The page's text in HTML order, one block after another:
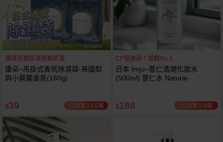
環境芬香除濕除臭防潮
康朵~吊掛式香氛除濕袋-英國梨
與小蒼蘭香氛(160g)
$39 已銷售13.6萬
CP值激高！濕敷No.1
日本 Imju~薏仁清潤化妝水
(500ml) 薏仁水 Naturie
$188 已銷售5.9萬